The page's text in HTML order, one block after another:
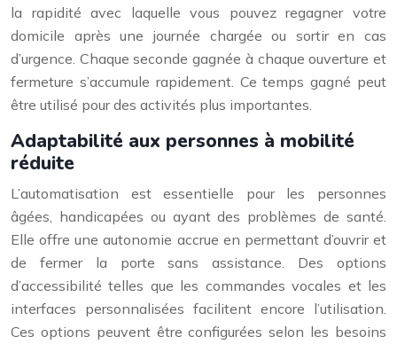
la rapidité avec laquelle vous pouvez regagner votre
domicile après une journée chargée ou sortir en cas
d’urgence. Chaque seconde gagnée à chaque ouverture et
fermeture s’accumule rapidement. Ce temps gagné peut
être utilisé pour des activités plus importantes.
Adaptabilité aux personnes à mobilité
réduite
L’automatisation est essentielle pour les personnes
âgées, handicapées ou ayant des problèmes de santé.
Elle offre une autonomie accrue en permettant d’ouvrir et
de fermer la porte sans assistance. Des options
d’accessibilité telles que les commandes vocales et les
interfaces personnalisées facilitent encore l’utilisation.
Ces options peuvent être configurées selon les besoins